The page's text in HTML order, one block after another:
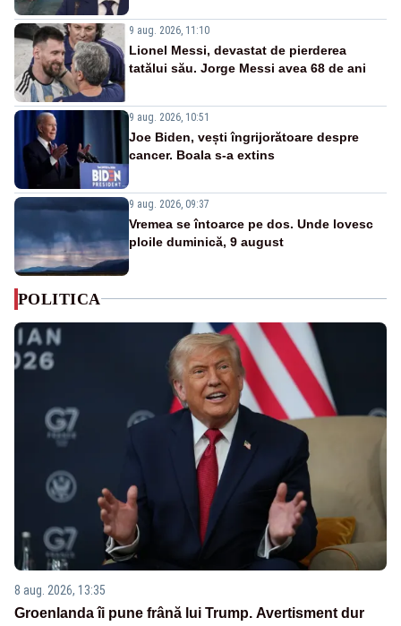
9 aug. 2026, 11:10
Lionel Messi, devastat de pierderea
tatălui său. Jorge Messi avea 68 de ani
9 aug. 2026, 10:51
Joe Biden, vești îngrijorătoare despre
cancer. Boala s-a extins
9 aug. 2026, 09:37
Vremea se întoarce pe dos. Unde lovesc
ploile duminică, 9 august
POLITICA
8 aug. 2026, 13:35
Groenlanda îi pune frână lui Trump. Avertisment dur